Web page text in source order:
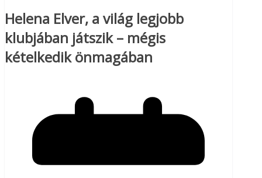
Helena Elver, a világ legjobb
klubjában játszik – mégis
kételkedik önmagában